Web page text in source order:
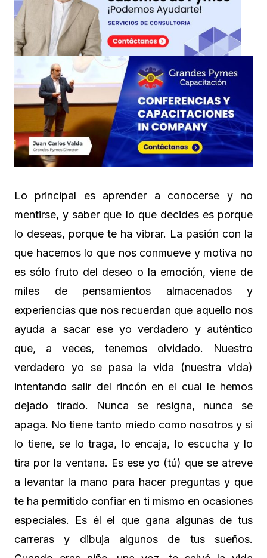
Lo principal es aprender a conocerse y no
mentirse, y saber que lo que decides es porque
lo deseas, porque te ha vibrar. La pasión con la
que hacemos lo que nos conmueve y motiva no
es sólo fruto del deseo o la emoción, viene de
miles de pensamientos almacenados y
experiencias que nos recuerdan que aquello nos
ayuda a sacar ese yo verdadero y auténtico
que, a veces, tenemos olvidado. Nuestro
verdadero yo se pasa la vida (nuestra vida)
intentando salir del rincón en el cual le hemos
dejado tirado. Nunca se resigna, nunca se
apaga. No tiene tanto miedo como nosotros y si
lo tiene, se lo traga, lo encaja, lo escucha y lo
tira por la ventana. Es ese yo (tú) que se atreve
a levantar la mano para hacer preguntas y que
te ha permitido confiar en ti mismo en ocasiones
especiales. Es él el que gana algunas de tus
carreras y dibuja algunos de tus sueños.